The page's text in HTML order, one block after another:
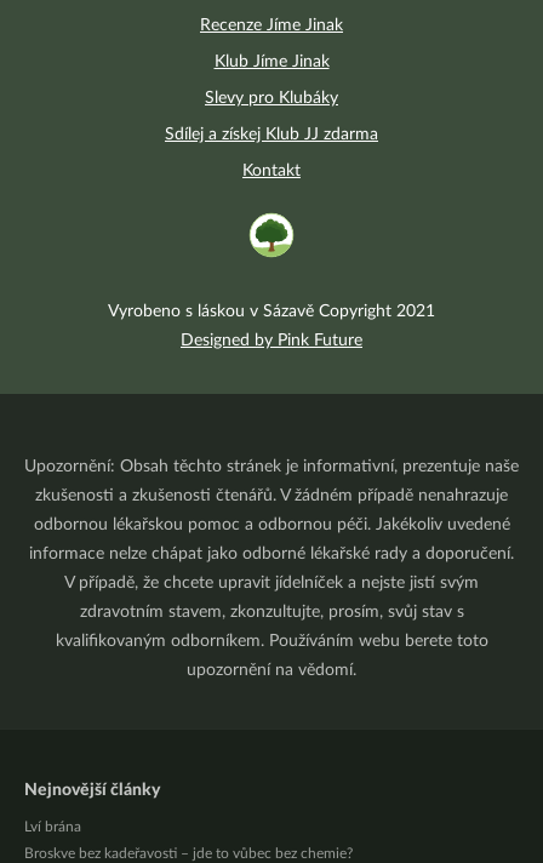
Recenze Jíme Jinak
Klub Jíme Jinak
Slevy pro Klubáky
Sdílej a získej Klub JJ zdarma
Kontakt
Vyrobeno s láskou v Sázavě Copyright 2021
Designed by Pink Future
Upozornění: Obsah těchto stránek je informativní, prezentuje naše
zkušenosti a zkušenosti čtenářů. V žádném případě nenahrazuje
odbornou lékařskou pomoc a odbornou péči. Jakékoliv uvedené
informace nelze chápat jako odborné lékařské rady a doporučení.
V případě, že chcete upravit jídelníček a nejste jistí svým
zdravotním stavem, zkonzultujte, prosím, svůj stav s
kvalifikovaným odborníkem. Používáním webu berete toto
upozornění na vědomí.
Nejnovější články
Lví brána
Broskve bez kadeřavosti – jde to vůbec bez chemie?